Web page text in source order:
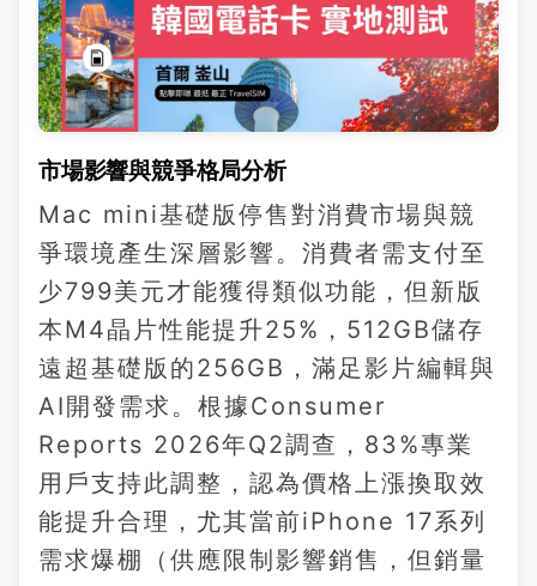
市場影響與競爭格局分析
Mac mini基礎版停售對消費市場與競
爭環境產生深層影響。消費者需支付至
少799美元才能獲得類似功能，但新版
本M4晶片性能提升25%，512GB儲存
遠超基礎版的256GB，滿足影片編輯與
AI開發需求。根據Consumer
Reports 2026年Q2調查，83%專業
用戶支持此調整，認為價格上漲換取效
能提升合理，尤其當前iPhone 17系列
需求爆棚（供應限制影響銷售，但銷量